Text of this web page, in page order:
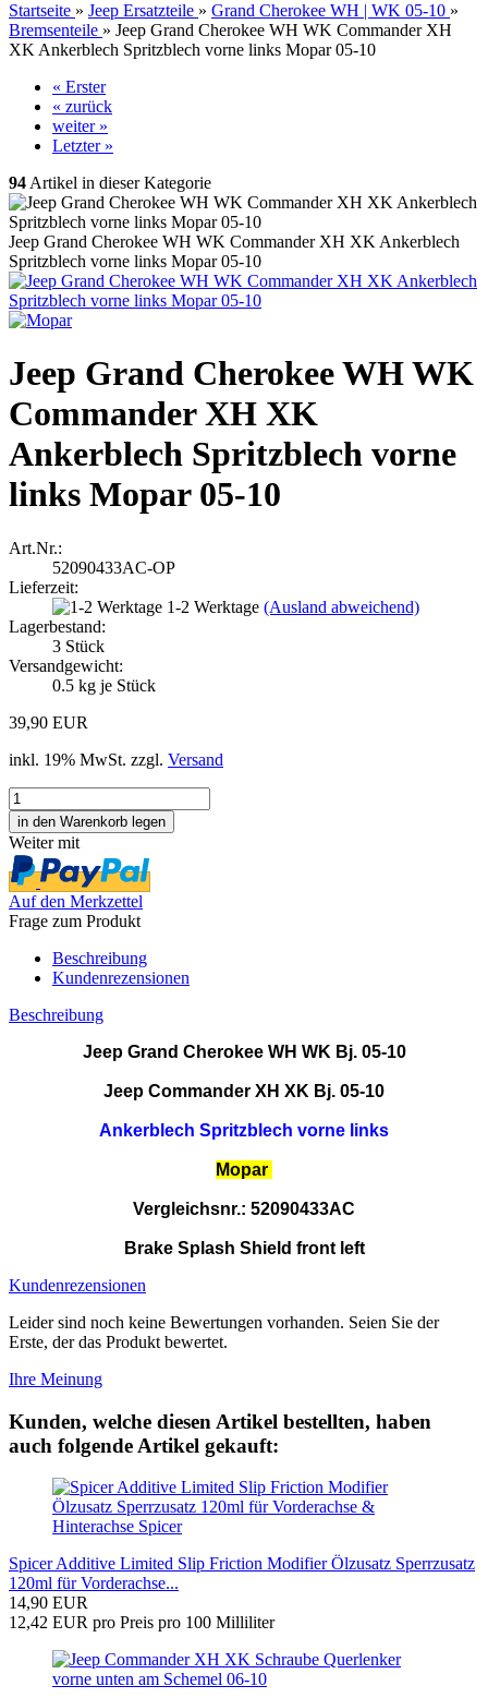
Startseite » Jeep Ersatzteile » Grand Cherokee WH | WK 05-10 »
Bremsenteile » Jeep Grand Cherokee WH WK Commander XH
XK Ankerblech Spritzblech vorne links Mopar 05-10
« Erster
« zurück
weiter »
Letzter »
94 Artikel in dieser Kategorie
Jeep Grand Cherokee WH WK Commander XH XK Ankerblech
Spritzblech vorne links Mopar 05-10
Jeep Grand Cherokee WH WK
Commander XH XK
Ankerblech Spritzblech vorne
links Mopar 05-10
Art.Nr.:
52090433AC-OP
Lieferzeit:
1-2 Werktage (Ausland abweichend)
Lagerbestand:
3 Stück
Versandgewicht:
0.5 kg je Stück
39,90 EUR
inkl. 19% MwSt. zzgl. Versand
Weiter mit
Auf den Merkzettel
Frage zum Produkt
Beschreibung
Kundenrezensionen
Beschreibung
Jeep Grand Cherokee WH WK Bj. 05-10
Jeep Commander XH XK Bj. 05-10
Ankerblech Spritzblech vorne links
Mopar
Vergleichsnr.: 52090433AC
Brake Splash Shield front left
Kundenrezensionen
Leider sind noch keine Bewertungen vorhanden. Seien Sie der
Erste, der das Produkt bewertet.
Ihre Meinung
Kunden, welche diesen Artikel bestellten, haben
auch folgende Artikel gekauft:
Spicer Additive Limited Slip Friction Modifier Ölzusatz Sperrzusatz
120ml für Vorderachse...
14,90 EUR
12,42 EUR pro Preis pro 100 Milliliter